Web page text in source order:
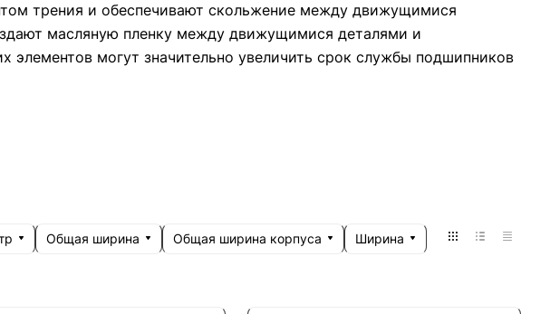
трения и обеспечивают скольжение между движущимися
масляную пленку между движущимися деталями и
могут значительно увеличить срок службы подшипников
Общая ширина Общая ширина корпуса Ширина